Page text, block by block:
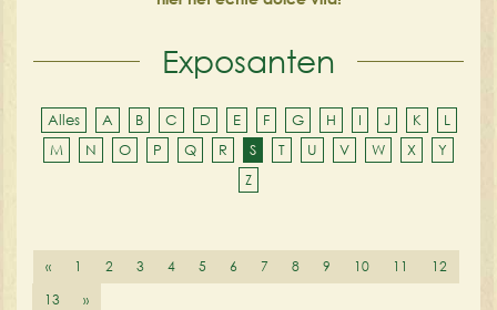
Exposanten
Alles A B C D E F G H I J K
L
M
N O P Q R S T U V W X
Y
Z
« 1 2 3 4 5 6 7 8 9 10 11
12
13
»